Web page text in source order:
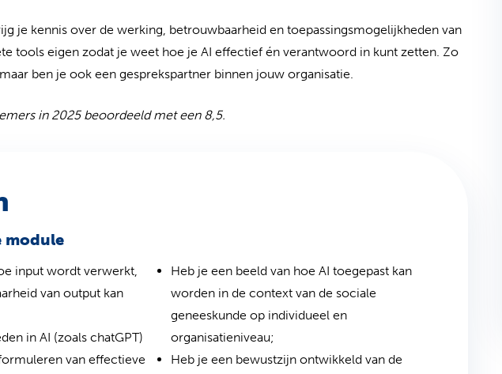
je kennis over de werking, betrouwbaarheid en toepassingsmogelijkheden van
tools eigen zodat je weet hoe je AI effectief én verantwoord in kunt zetten. Zo
ben je ook een gesprekspartner binnen jouw organisatie.
in 2025 beoordeeld met een 8,5.
module
input wordt verwerkt,
van output kan
in AI (zoals chatGPT)
van effectieve
Heb je een beeld van hoe AI toegepast kan
worden in de context van de sociale
geneeskunde op individueel en
organisatieniveau;
Heb je een bewustzijn ontwikkeld van de